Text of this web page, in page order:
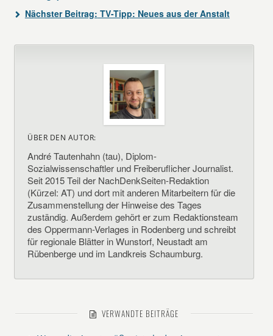
Nächster Beitrag: TV-Tipp: Neues aus der Anstalt
ÜBER DEN AUTOR:
André Tautenhahn (tau), Diplom-
Sozialwissenschaftler und Freiberuflicher Journalist.
Seit 2015 Teil der NachDenkSeiten-Redaktion
(Kürzel: AT) und dort mit anderen Mitarbeitern für die
Zusammenstellung der Hinweise des Tages
zuständig. Außerdem gehört er zum Redaktionsteam
des Oppermann-Verlages in Rodenberg und schreibt
für regionale Blätter in Wunstorf, Neustadt am
Rübenberge und im Landkreis Schaumburg.
VERWANDTE BEITRÄGE